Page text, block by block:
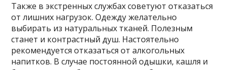
Также в экстренных службах советуют отказаться
от лишних нагрузок. Одежду желательно
выбирать из натуральных тканей. Полезным
станет и контрастный душ. Настоятельно
рекомендуется отказаться от алкогольных
напитков. В случае постоянной одышки, кашля и